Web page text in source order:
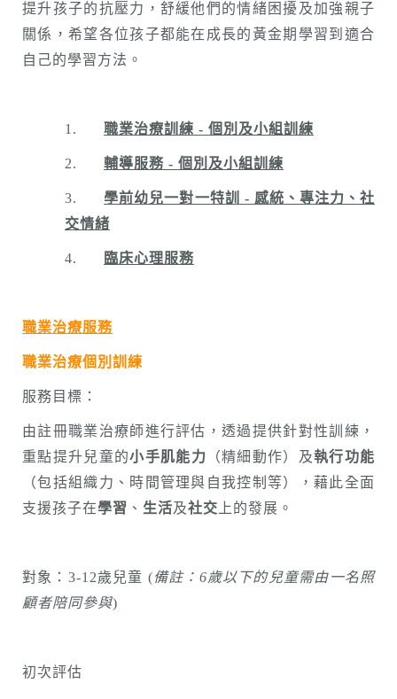
提升孩子的抗壓力，舒緩他們的情緒困擾及加強親子
關係，希望各位孩子都能在成長的黃金期學習到適合
自己的學習方法。
1. 職業治療訓練 - 個別及小組訓練
2. 輔導服務 - 個別及小組訓練
3.學前幼兒一對一特訓 - 感統、專注力、社
交情緒
4. 臨床心理服務
職業治療服務
職業治療個別訓練
服務目標：
由註冊職業治療師進行評估，透過提供針對性訓練，
重點提升兒童的小手肌能力 （精細動作）及執行功能
（包括組織力、時間管理與自我控制等），藉此全面
支援孩子在學習 、 生活及社交 上的發展。
對象：3-12歲兒童 (備註： 6歲以下的兒童需由一名照
顧者陪同參與)
初次評估